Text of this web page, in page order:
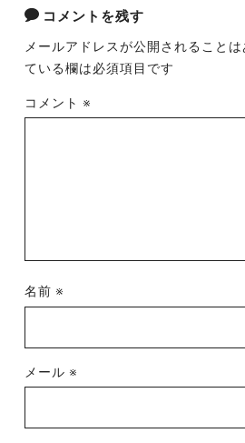
コメントを残す
メールアドレスが公開されることは
ている欄は必須項目です
コメント ※
名前 ※
メール ※